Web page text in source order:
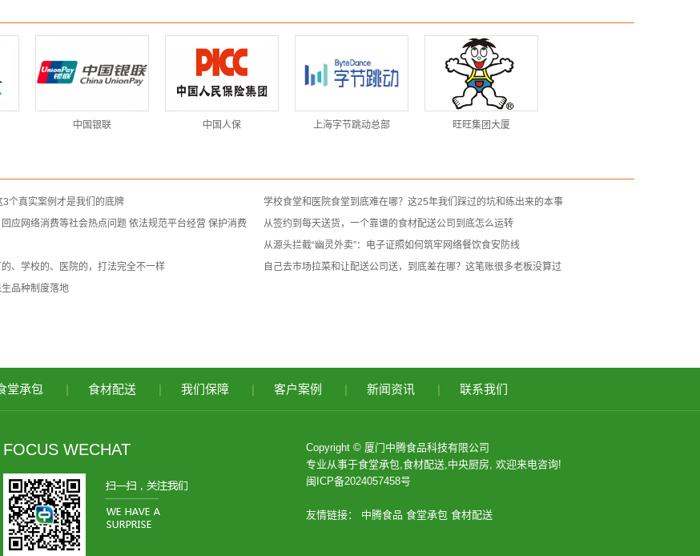
中国银联 中国人保 上海字节跳动总部 旺旺集团大厦
个真实案例才是我们的底牌
学校食堂和医院食堂到底难在哪？这25年我们踩过的坑和练出来的本事
应网络消费等社会热点问题 依法规范平台经营 保护消费
从签约到每天送货，一个靠谱的食材配送公司到底怎么运转
从源头拦截“幽灵外卖”：电子证照如何筑牢网络餐饮食安防线
、学校的、医院的，打法完全不一样
自己去市场拉菜和让配送公司送，到底差在哪？这笔账很多老板没算过
品种制度落地
堂承包 | 食材配送 | 我们保障 | 客户案例 | 新闻资讯 | 联系我们
FOCUS WECHAT
Copyright © 厦门中腾食品科技有限公司
专业从事于食堂承包,食材配送,中央厨房, 欢迎来电咨询!
闽ICP备2024057458号
友情链接： 中腾食品 食堂承包 食材配送